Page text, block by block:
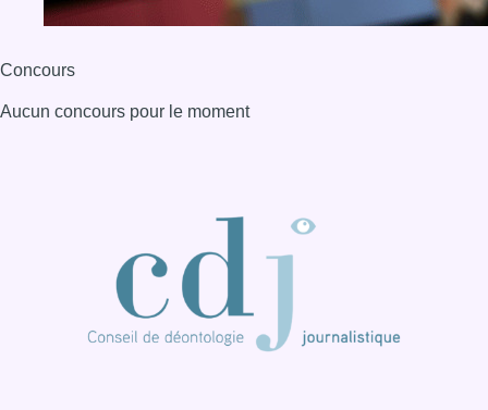
Concours
Aucun concours pour le moment